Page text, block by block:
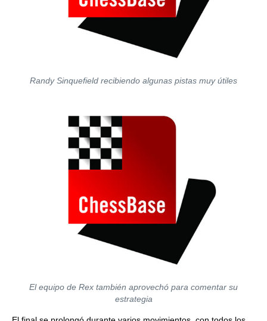
Randy Sinquefield recibiendo algunas pistas muy útiles
El equipo de Rex también aprovechó para comentar su
estrategia